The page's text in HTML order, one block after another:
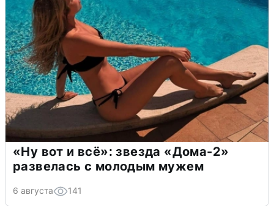
«Ну вот и всё»: звезда «Дома-2»
развелась с молодым мужем
6 августа 141